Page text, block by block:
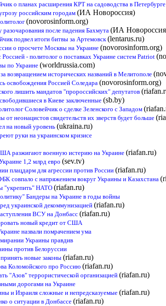
о планах расширения КРТ на садоводства в Петербурге
российским городам (ИА Новороссия)
(novorosinform.org)
после падения Бахмута (ИА
подвел итоги битвы за Артемовск(lentarus.ru)
о просчете Москвы на Украине (novorosinform.org)
- политолог о поставках Украине систем Patriot
по Украине (worldrussia.com)
возвращением исторических названий в Мелитополе
освобождения Россией Соледара (novorosinform.org)
лишить мандатов "пророссийских" депутатов
в Киеве заключенные (sb.by)
Соловейчик о сделке Зеленского с Западом
неонацистов свидетельств их зверств будет больше
на новый уровень (ukraina.ru)
руки на украинском кризисе
разжигают военную истерию на Украине (riafan.ru)
1,2 млрд евро (sev.tv)
плацдарм для агрессии против России(riafan.ru)
совпало с напряжением вокруг Украины и Казахстана
"укрепить" НАТО (riafan.ru)
Бандеры на Украине в годы войны
украинской декоммунизацией(riafan.ru)
ВСУ на Донбасс(riafan.ru)
новый кредит от США
назвали помрачением ума
Украины правдив
против Белоруссии
новые законы (riafan.ru)
Коломойского про Россию(riafan.ru)
"Азов" террористической организацией (riafan.ru)
дорогами на Украине
и Израиля сложные и непредсказуемые (riafan.ru)
о ситуации в Донбассе (riafan.ru)